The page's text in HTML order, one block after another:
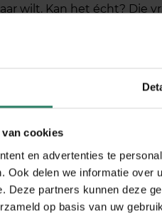
van cookies
en advertenties te
Ook delen we informatie
Deze partners kunnen deze
op basis van uw
wilt. Kan het écht? Die
en lijkt niet te
doen en je
het dubbel en dwars
en scherpen
SharePeople
die het
regel je al binnen 3
deelnamekosten.